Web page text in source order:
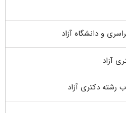
و دانشگاه آزاد
آزاد
رشته دکتری آزاد